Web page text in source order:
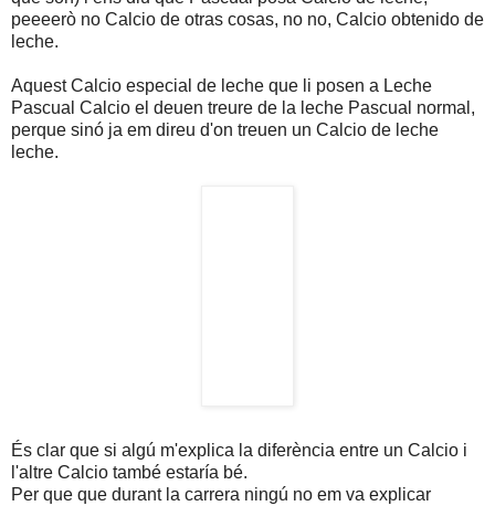
peeeerò no Calcio de otras cosas, no no, Calcio obtenido de
leche.
Aquest Calcio especial de leche que li posen a Leche
Pascual Calcio el deuen treure de la leche Pascual normal,
perque sinó ja em direu d'on treuen un Calcio de leche
leche.
És clar que si algú m'explica la diferència entre un Calcio i
l'altre Calcio també estaría bé.
Per que que durant la carrera ningú no em va explicar